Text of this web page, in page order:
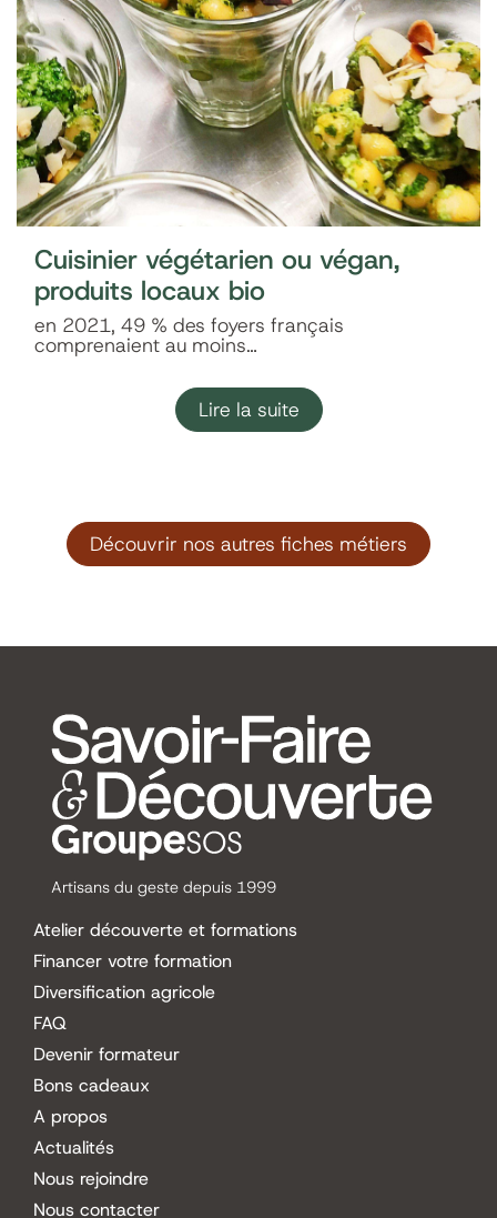
Cuisinier végétarien ou végan,
produits locaux bio
en 2021, 49 % des foyers français
comprenaient au moins…
Lire la suite
Découvrir nos autres fiches métiers
Artisans du geste depuis 1999
Atelier découverte et formations
Financer votre formation
Diversification agricole
FAQ
Devenir formateur
Bons cadeaux
A propos
Actualités
Nous rejoindre
Nous contacter